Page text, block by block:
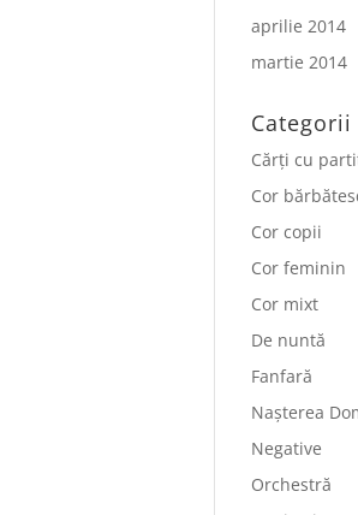
aprilie 2014
martie 2014
Categorii
Cărți cu
Cor
Cor copii
Cor feminin
Cor mixt
De nuntă
Fanfară
Nașterea
Negative
Orchestră